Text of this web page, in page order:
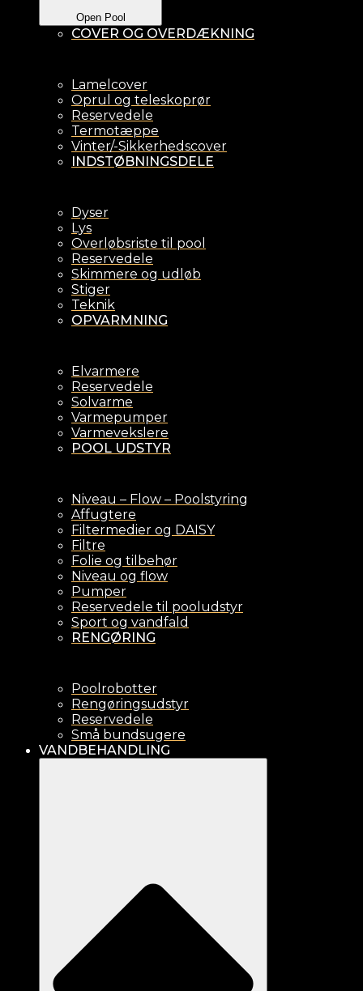
Open Pool
COVER OG OVERDÆKNING
Lamelcover
Oprul og teleskoprør
Reservedele
Termotæppe
Vinter/-Sikkerhedscover
INDSTØBNINGSDELE
Dyser
Lys
Overløbsriste til pool
Reservedele
Skimmere og udløb
Stiger
Teknik
OPVARMNING
Elvarmere
Reservedele
Solvarme
Varmepumper
Varmevekslere
POOL UDSTYR
Niveau – Flow – Poolstyring
Affugtere
Filtermedier og DAISY
Filtre
Folie og tilbehør
Niveau og flow
Pumper
Reservedele til pooludstyr
Sport og vandfald
RENGØRING
Poolrobotter
Rengøringsudstyr
Reservedele
Små bundsugere
VANDBEHANDLING